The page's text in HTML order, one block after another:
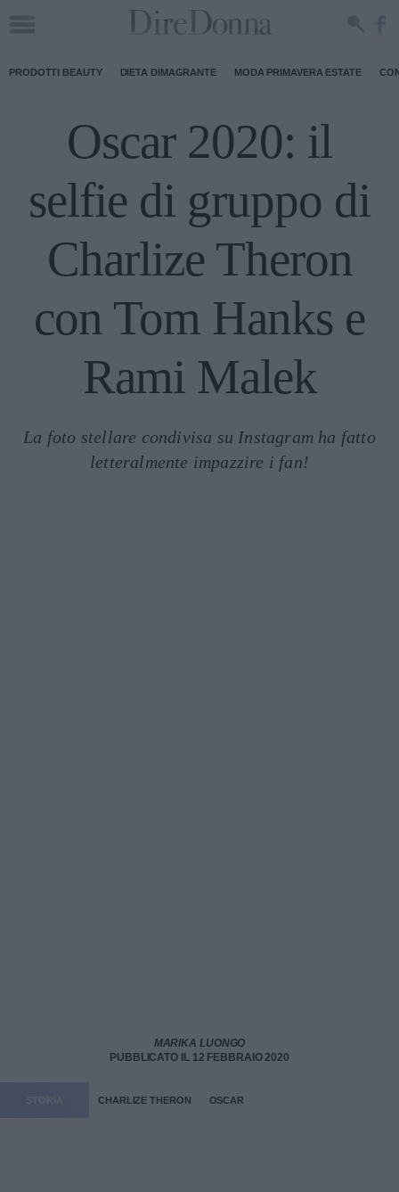
PRODOTTI BEAUTY DIETA DIMAGRANTE MODA PRIMAVERA ESTATE
Oscar 2020: il
selfie di gruppo di
Charlize Theron
con Tom Hanks e
Rami Malek
La foto stellare condivisa su Instagram ha fatto
letteralmente impazzire i fan!
MARIKA LUONGO
PUBBLICATO IL 12 FEBBRAIO 2020
CHARLIZE THERON OSCAR